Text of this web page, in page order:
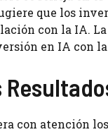
que los
con la IA.
en IA con
con atención